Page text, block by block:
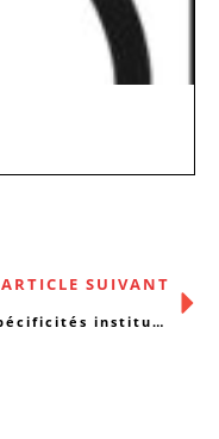
ARTICLE SUIVANT
Les spécificités institutionnelles de la région bruxelloise